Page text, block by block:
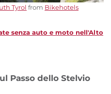
Tyrol from Bikehotels
senza auto e moto nell'Alto
Passo dello Stelvio